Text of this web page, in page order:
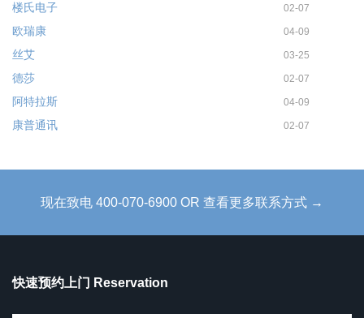
楼氏电子 02-07
欧瑞康 04-09
丝艾 03-25
德莎 02-07
阿特拉斯 04-09
康普通讯 02-07
现在致电 400-070-6900 OR 查看更多联系方式 →
快速预约上门 Reservation